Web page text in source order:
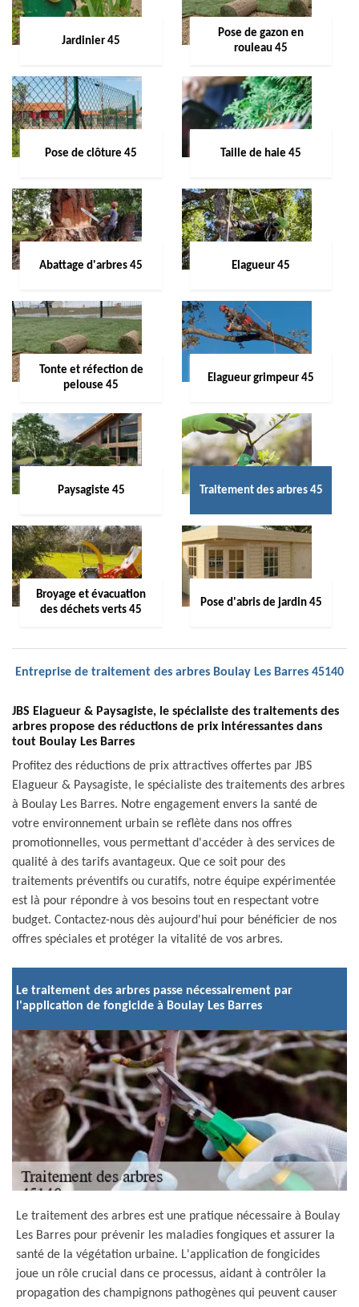
Jardinier 45
Pose de gazon en
rouleau 45
Pose de clôture 45 Taille de haie 45
Abattage d'arbres 45 Elagueur 45
Tonte et réfection de
pelouse 45
Elagueur grimpeur 45
Paysagiste 45 Traitement des arbres 45
Broyage et évacuation
des déchets verts 45
Pose d'abris de jardin 45
Entreprise de traitement des arbres Boulay Les Barres 45140
JBS Elagueur & Paysagiste, le spécialiste des traitements des
arbres propose des réductions de prix intéressantes dans
tout Boulay Les Barres
Profitez des réductions de prix attractives offertes par JBS
Elagueur & Paysagiste, le spécialiste des traitements des arbres
à Boulay Les Barres. Notre engagement envers la santé de
votre environnement urbain se reflète dans nos offres
promotionnelles, vous permettant d'accéder à des services de
qualité à des tarifs avantageux. Que ce soit pour des
traitements préventifs ou curatifs, notre équipe expérimentée
est là pour répondre à vos besoins tout en respectant votre
budget. Contactez-nous dès aujourd'hui pour bénéficier de nos
offres spéciales et protéger la vitalité de vos arbres.
Le traitement des arbres passe nécessairement par
l'application de fongicide à Boulay Les Barres
Le traitement des arbres est une pratique nécessaire à Boulay
Les Barres pour prévenir les maladies fongiques et assurer la
santé de la végétation urbaine. L'application de fongicides
joue un rôle crucial dans ce processus, aidant à contrôler la
propagation des champignons pathogènes qui peuvent causer